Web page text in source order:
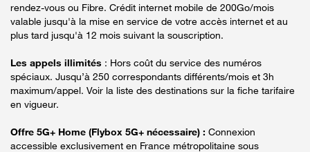
rendez-vous ou Fibre. Crédit internet mobile de 200Go/mois
valable jusqu'à la mise en service de votre accès internet et au
plus tard jusqu'à 12 mois suivant la souscription.
Les appels illimités : Hors coût du service des numéros
spéciaux. Jusqu’à 250 correspondants différents/mois et 3h
maximum/appel. Voir la liste des destinations sur la fiche tarifaire
en vigueur.
Offre 5G+ Home (Flybox 5G+ nécessaire) : Connexion
accessible exclusivement en France métropolitaine sous